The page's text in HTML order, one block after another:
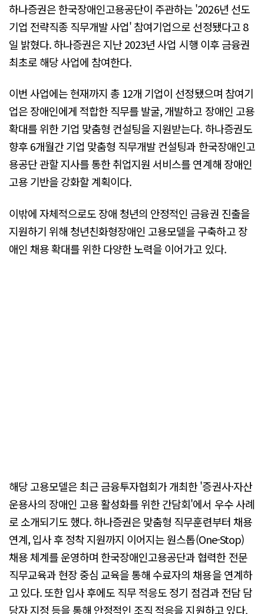
하나증권은 한국장애인고용공단이 주관하는 '2026년 선도
기업 전략직종 직무개발 사업' 참여기업으로 선정됐다고 8
일 밝혔다. 하나증권은 지난 2023년 사업 시행 이후 금융권
최초로 해당 사업에 참여한다.
이번 사업에는 현재까지 총 12개 기업이 선정됐으며 참여기
업은 장애인에게 적합한 직무를 발굴, 개발하고 장애인 고용
확대를 위한 기업 맞춤형 컨설팅을 지원받는다. 하나증권도
향후 6개월간 기업 맞춤형 직무개발 컨설팅과 한국장애인고
용공단 관할 지사를 통한 취업지원 서비스를 연계해 장애인
고용 기반을 강화할 계획이다.
이밖에 자체적으로도 장애 청년의 안정적인 금융권 진출을
지원하기 위해 청년친화형장애인 고용모델을 구축하고 장
애인 채용 확대를 위한 다양한 노력을 이어가고 있다.
해당 고용모델은 최근 금융투자협회가 개최한 '증권사·자산
운용사의 장애인 고용 활성화를 위한 간담회'에서 우수 사례
로 소개되기도 했다. 하나증권은 맞춤형 직무훈련부터 채용
연계, 입사 후 정착 지원까지 이어지는 원스톱(One-Stop)
채용 체계를 운영하며 한국장애인고용공단과 협력한 전문
직무교육과 현장 중심 교육을 통해 수료자의 채용을 연계하
고 있다. 또한 입사 후에도 직무 적응도 정기 점검과 전담 담
당자 지정 등을 통해 안정적인 조직 적응을 지원하고 있다.